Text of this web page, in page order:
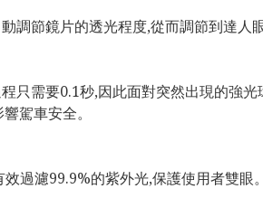
節鏡片的透光程度,從而調節到達人
只需要0.1秒,因此面對突然出現的強
駕車安全。
過濾99.9%的紫外光,保護使用者雙眼。